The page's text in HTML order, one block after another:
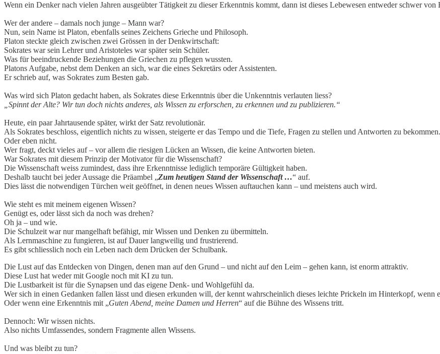
Wenn ein Denker nach vielen Jahren ausgeübter Tätigkeit zu dieser Erkenntnis kommt, dann ist dieses Lebewesen entweder schwer
Wer der andere – damals noch junge – Mann war?
Nun, sein Name ist Platon, ebenfalls seines Zeichens Grieche und Philosoph.
Platon steckte gleich zwischen zwei Grössen in der Denkwirtschaft:
Sokrates war sein Lehrer und Aristoteles war später sein Schüler.
Was für beeindruckende Beziehungen die Griechen zu pflegen wussten.
Platons Aufgabe, nebst dem Denken an sich, war die eines Sekretärs oder Assistenten.
Er schrieb auf, was Sokrates zum Besten gab.
Was wird sich Platon gedacht haben, als Sokrates diese Erkenntnis über die Unkenntnis verlauten liess?
„Spinnt der Alte? Wir tun doch nichts anderes, als Wissen zu erforschen, zu erkennen und zu publizieren.“
Heute, ein paar Jahrtausende später, wirkt der Satz revolutionär.
Als Sokrates beschloss, eigentlich nichts zu wissen, steigerte er das Tempo und die Tiefe, Fragen zu stellen und Antworten zu bekommen.
Oder eben nicht.
Wer fragt, deckt vieles auf – vor allem die riesigen Lücken an Wissen, die keine Antworten bieten.
War Sokrates mit diesem Prinzip der Motivator für die Wissenschaft?
Die Wissenschaft weiss zumindest, dass ihre Erkenntnisse lediglich temporäre Gültigkeit haben.
Deshalb taucht bei jeder Aussage die Präambel „Zum heutigen Stand der Wissenschaft …“ auf.
Dies lässt die notwendigen Türchen weit geöffnet, in denen neues Wissen auftauchen kann – und meistens auch wird.
Wie steht es mit meinem eigenen Wissen?
Genügt es, oder lässt sich da noch was drehen?
Oh ja – und wie.
Die Schulzeit war nur mangelhaft befähigt, mir Wissen und Denken zu übermitteln.
Als Lernmaschine zu fungieren, ist auf Dauer langweilig und frustrierend.
Es gibt schliesslich noch ein Leben nach dem Drücken der Schulbank.
Die Lust auf das Entdecken von Dingen, denen man auf den Grund – und nicht auf den Leim – gehen kann, ist enorm attraktiv.
Diese Lust hat weder mit Google noch mit KI zu tun.
Die Lustbarkeit ist für die Synapsen und das eigene Denk- und Wohlgefühl da.
Wer sich in einen Gedanken fallen lässt und diesen erkunden will, der kennt wahrscheinlich dieses leichte Prickeln im Hinterkopf, wenn
Oder wenn eine Erkenntnis mit „Guten Abend, meine Damen und Herren“ auf die Bühne des Wissens tritt.
Dennoch: Wir wissen nichts.
Also nichts Umfassendes, sondern Fragmente allen Wissens.
Und was bleibt zu tun?